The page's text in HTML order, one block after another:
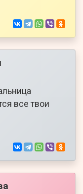
все твои